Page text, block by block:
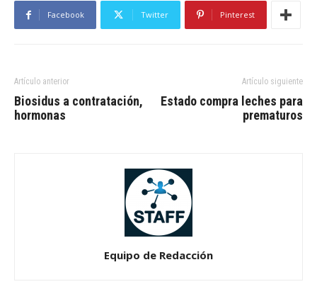
Facebook Twitter Pinterest
Artículo anterior
Biosidus a contratación,
hormonas
Artículo siguiente
Estado compra leches para
prematuros
Equipo de Redacción